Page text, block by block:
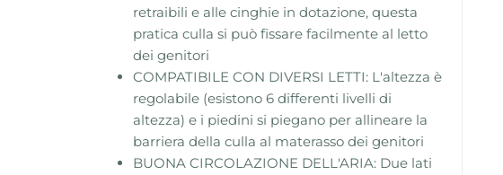
retraibili e alle cinghie in dotazione, questa
pratica culla si può fissare facilmente al letto
dei genitori
COMPATIBILE CON DIVERSI LETTI: L'altezza è
regolabile (esistono 6 differenti livelli di
altezza) e i piedini si piegano per allineare la
barriera della culla al materasso dei genitori
BUONA CIRCOLAZIONE DELL'ARIA: Due lati